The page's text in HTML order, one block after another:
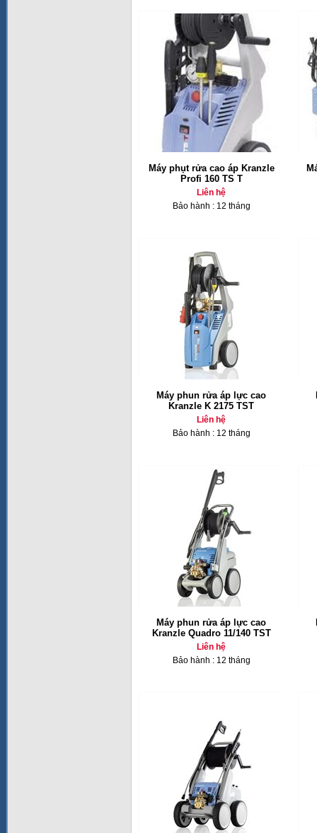
Máy phụt rửa cao áp Kranzle
Profi 160 TS T
Liên hệ
Bảo hành : 12 tháng
Máy phun rửa áp lực cao
Kranzle K 2175 TST
Liên hệ
Bảo hành : 12 tháng
Máy phun rửa áp lực cao
Kranzle Quadro 11/140 TST
Liên hệ
Bảo hành : 12 tháng